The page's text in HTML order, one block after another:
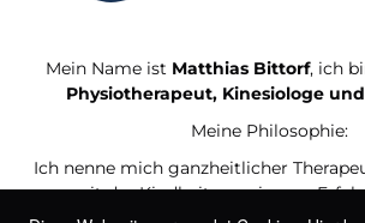
Mein Name ist Matthias Bittorf, ich
Physiotherapeut, Kinesiologe
Meine Philosophie:
Ich nenne mich ganzheitlicher
seit der Kindheit aus eigener
Zusammenspiele von Körper, Geist und